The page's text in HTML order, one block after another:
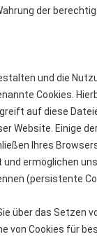
der
und die
Cookies.
auf diese
Website. Einige
Ihres
ermöglichen
(persistente
über das Setzen
von Cookies für